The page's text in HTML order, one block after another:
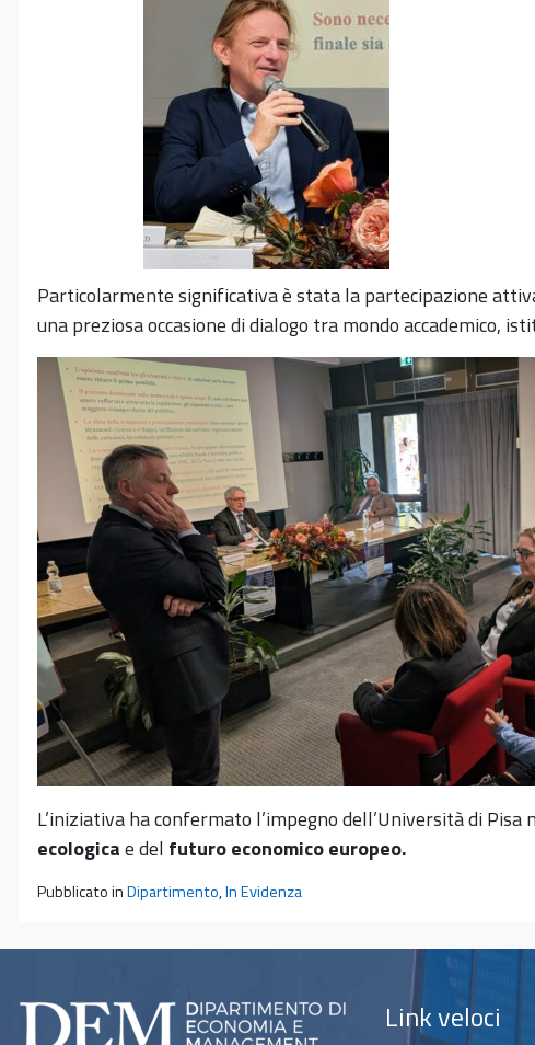
Particolarmente significativa è stata la partecipazione
una preziosa occasione di dialogo tra mondo accademico,
L’iniziativa ha confermato l’impegno dell’Università di
ecologicae del futuro economico europeo.
Pubblicato inDipartimento,In Evidenza
Link veloci